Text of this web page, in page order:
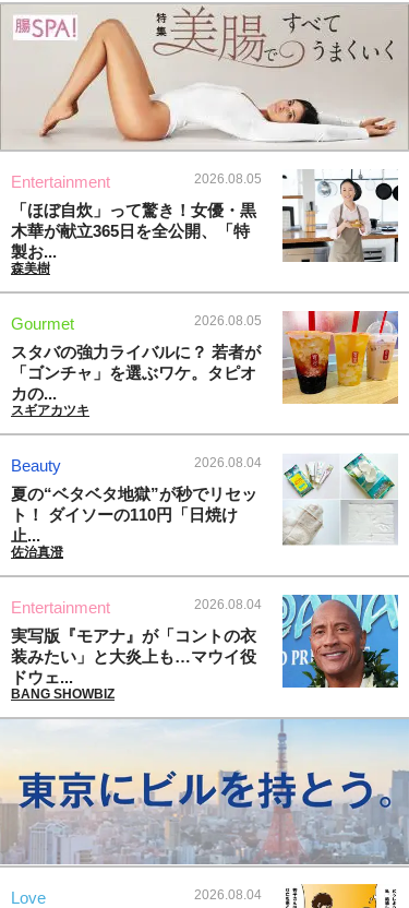
Entertainment 2026.08.05
「ほぼ自炊」って驚き！女優・黒
木華が献立365日を全公開、「特
製お...
森美樹
Gourmet 2026.08.05
スタバの強力ライバルに？ 若者が
「ゴンチャ」を選ぶワケ。タピオ
カの...
スギアカツキ
Beauty 2026.08.04
夏の“ベタベタ地獄”が秒でリセッ
ト！ ダイソーの110円「日焼け
止...
佐治真澄
Entertainment 2026.08.04
実写版『モアナ』が「コントの衣
装みたい」と大炎上も…マウイ役
ドウェ...
BANG SHOWBIZ
Love 2026.08.04